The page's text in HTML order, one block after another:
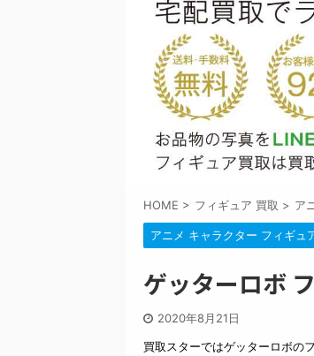
HOME > フィギュア 買取 > ア
アニメ キャラクター フィギュ
ゲッターロボ
2020年8月21日
買取スターではゲッターロボの